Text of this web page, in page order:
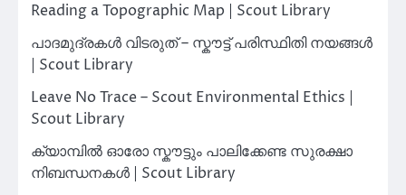
Reading a Topographic Map | Scout Library
പാദമുദ്രകൾ വിടരുത് – സ്കൗട്ട് പരിസ്ഥിതി നയങ്ങൾ
| Scout Library
Leave No Trace – Scout Environmental Ethics |
Scout Library
ക്യാമ്പിൽ ഓരോ സ്കൗട്ടും പാലിക്കേണ്ട സുരക്ഷാ
നിബന്ധനകൾ | Scout Library